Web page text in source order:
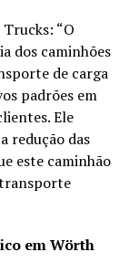
“O
dos caminhões
de carga
padrões em
Ele
redução das
este caminhão
em Wörth